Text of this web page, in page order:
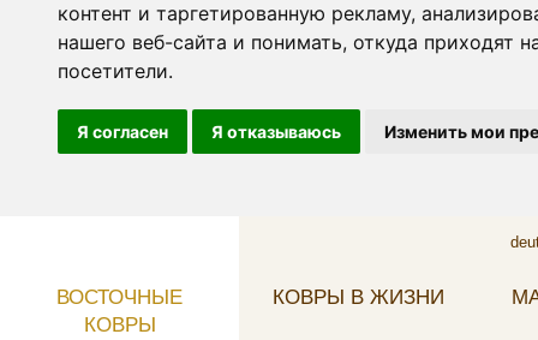
контент и таргетированную рекламу,
нашего веб-сайта и понимать, откуда приходят
посетители.
Я согласен Я отказываюсь Изменить мои
ВОСТОЧНЫЕ
КОВРЫ
КОВРЫ В ЖИЗНИ